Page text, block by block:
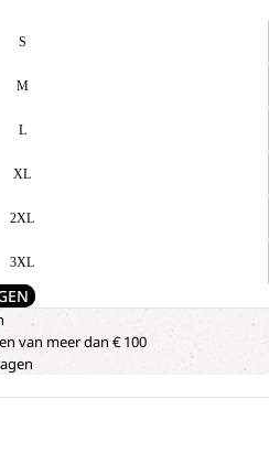
S
M
L
XL
2XL
3XL
van meer dan € 100